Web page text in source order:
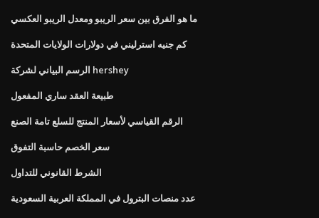
ما هو الفرق بين سعر الريبو ومعدل الريبو العكسي
كم جنيه استرليني في دولارات الولايات المتحدة
الرسم البياني لشركة hershey
طبيعة العقد ساري المفعول
الرقم القياسي لأسعار المنتج للسلع تامة الصنع
سعر الخصم حاسبة التفوق
الشرط القانوني للتداول
عدد منصات البترول في المملكة العربية السعودية